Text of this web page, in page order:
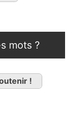
mots ?
!